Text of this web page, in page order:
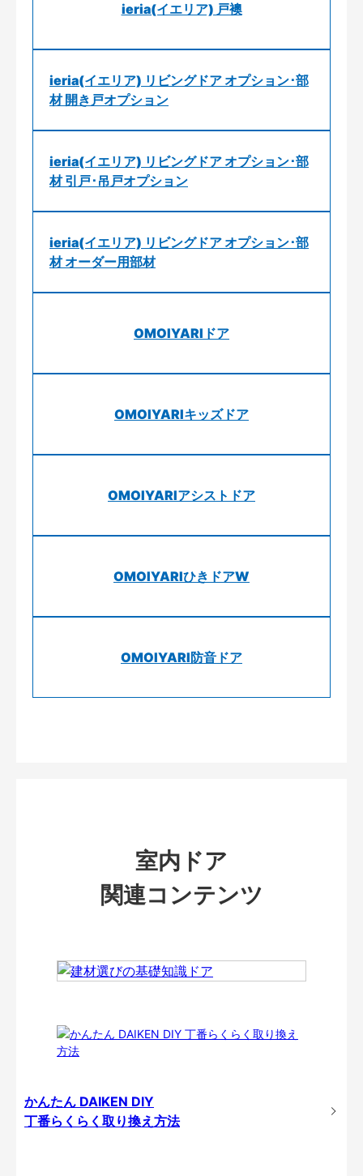
ieria(イエリア) 戸襖
ieria(イエリア) リビングドア オプション･部
材 開き戸オプション
ieria(イエリア) リビングドア オプション･部
材 引戸･吊戸オプション
ieria(イエリア) リビングドア オプション･部
材 オーダー用部材
OMOIYARIドア
OMOIYARIキッズドア
OMOIYARIアシストドア
OMOIYARIひきドアW
OMOIYARI防音ドア
室内ドア
関連コンテンツ
かんたん DAIKEN DIY
丁番らくらく取り換え方法